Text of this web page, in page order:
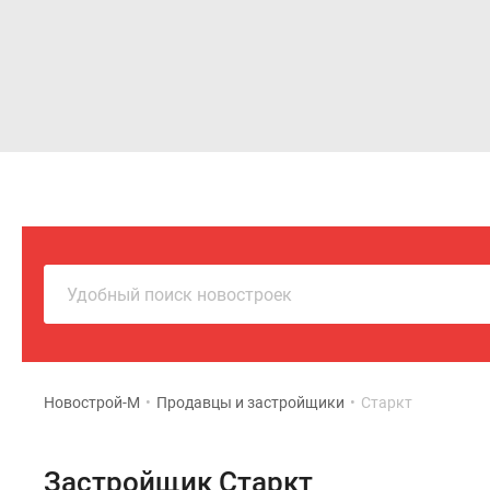
Удобный поиск новостроек
Новострой-М • Продавцы и застройщики • Старкт
Застройщик Старкт